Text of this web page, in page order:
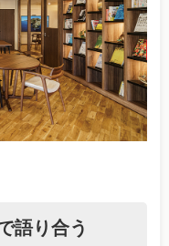
語り合う